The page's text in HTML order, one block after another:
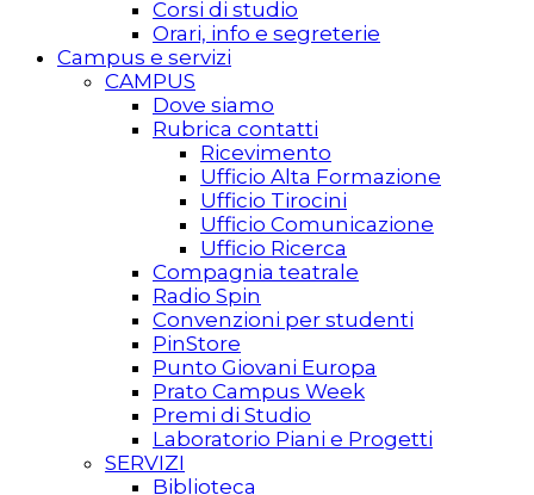
Corsi di studio
Orari, info e segreterie
Campus e servizi
CAMPUS
Dove siamo
Rubrica contatti
Ricevimento
Ufficio Alta Formazione
Ufficio Tirocini
Ufficio Comunicazione
Ufficio Ricerca
Compagnia teatrale
Radio Spin
Convenzioni per studenti
PinStore
Punto Giovani Europa
Prato Campus Week
Premi di Studio
Laboratorio Piani e Progetti
SERVIZI
Biblioteca